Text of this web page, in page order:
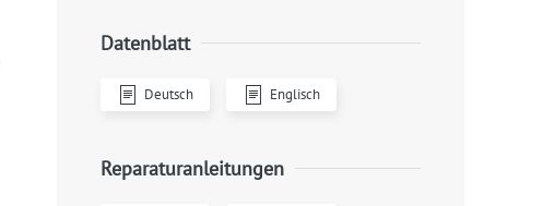
Datenblatt
Deutsch Englisch
Reparaturanleitungen